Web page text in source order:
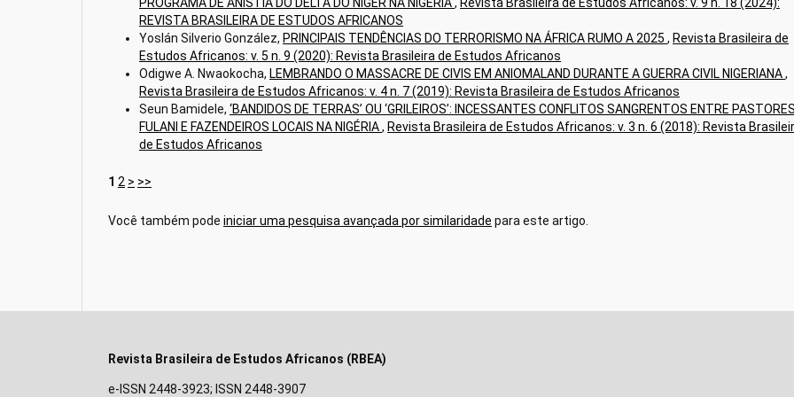
PROGRAMA DE ANISTIA DO DELTA DO NÍGER NA NIGÉRIA, Revista Brasileira de Estudos Africanos: v. 9 n. 18 (2024):
REVISTA BRASILEIRA DE ESTUDOS AFRICANOS
Yoslán Silverio González, PRINCIPAIS TENDÊNCIAS DO TERRORISMO NA ÁFRICA RUMO A 2025 , Revista Brasileira de
Estudos Africanos: v. 5 n. 9 (2020): Revista Brasileira de Estudos Africanos
Odigwe A. Nwaokocha, LEMBRANDO O MASSACRE DE CIVIS EM ANIOMALAND DURANTE A GUERRA CIVIL NIGERIANA,
Revista Brasileira de Estudos Africanos: v. 4 n. 7 (2019): Revista Brasileira de Estudos Africanos
Seun Bamidele, ‘BANDIDOS DE TERRAS’ OU ‘GRILEIROS’: INCESSANTES CONFLITOS SANGRENTOS ENTRE
FULANI E FAZENDEIROS LOCAIS NA NIGÉRIA, Revista Brasileira de Estudos Africanos: v. 3 n. 6 (2018): Revista
de Estudos Africanos
1 2 > >>
Você também pode iniciar uma pesquisa avançada por similaridade para este artigo.
Revista Brasileira de Estudos Africanos (RBEA)
e-ISSN 2448-3923; ISSN 2448-3907